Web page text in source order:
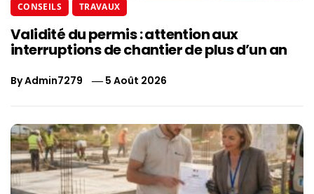
CONSEILS TRAVAUX
Validité du permis : attention aux
interruptions de chantier de plus d’un an
ByAdmin7279 5 Août 2026